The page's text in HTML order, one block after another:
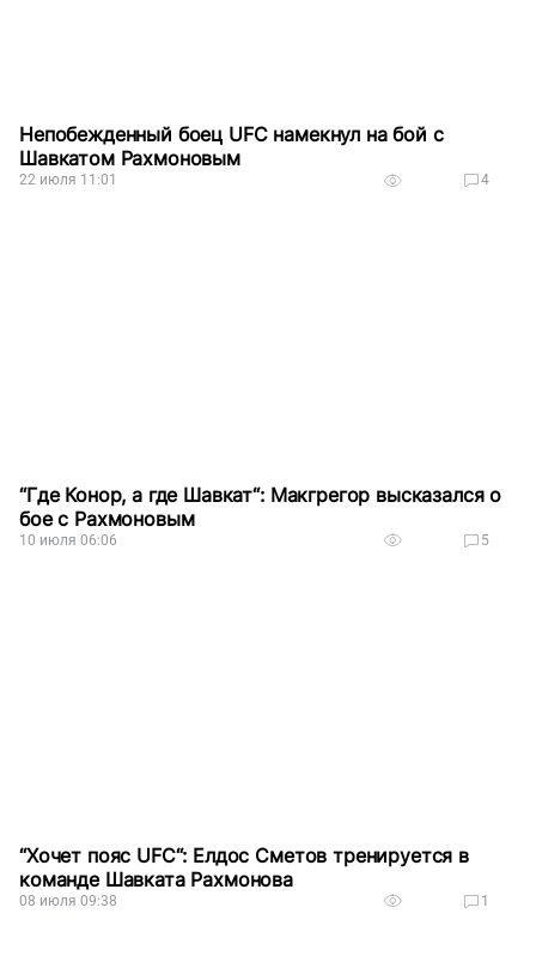
Непобежденный боец UFC намекнул на бой с
Шавкатом Рахмоновым
22 июля 11:01 4
“Где Конор, а где Шавкат“: Макгрегор высказался о
бое с Рахмоновым
10 июля 06:06 5
“Хочет пояс UFC“: Елдос Сметов тренируется в
команде Шавката Рахмонова
08 июля 09:38 1